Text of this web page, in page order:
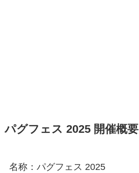
パグフェス 2025 開催概要
名称：パグフェス 2025